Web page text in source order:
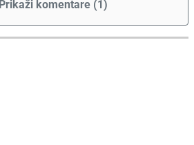
Prikaži komentare (1)